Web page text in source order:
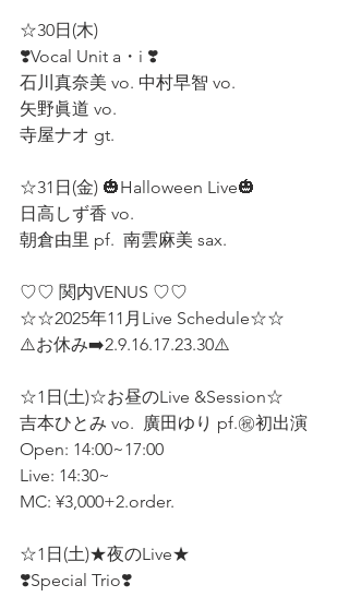
☆30日(木)
❣️Vocal Unit a・i ❣️
石川真奈美 vo. 中村早智 vo.
矢野眞道 vo.
寺屋ナオ gt.
☆31日(金) 🎃Halloween Live🎃
日高しず香 vo.
朝倉由里 pf.  南雲麻美 sax.
♡♡ 関内VENUS ♡♡
☆☆2025年11月Live Schedule☆☆
⚠️お休み➡️2.9.16.17.23.30⚠️
☆1日(土)☆お昼のLive &Session☆
吉本ひとみ vo.  廣田ゆり pf.㊗️初出演
Open: 14:00~17:00
Live: 14:30~
MC: ¥3,000+2.order.
☆1日(土)★夜のLive★
❣️Special Trio❣️